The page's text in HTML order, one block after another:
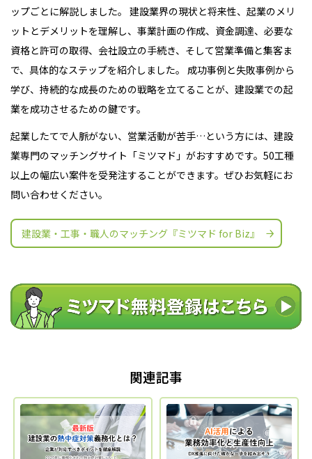
ップごとに解説しました。 建設業界の現状と将来性、起業のメリ
ットとデメリットを理解し、事業計画の作成、資金調達、必要な
資格と許可の取得、会社設立の手続き、そして営業準備と集客ま
で、具体的なステップを紹介しました。 成功事例と失敗事例から
学び、持続的な成長のための戦略を立てることが、建設業での起
業を成功させるための鍵です。
起業したてで人脈がない、営業活動が苦手…という方には、建設
業専門のマッチングサイト 「ミツマド」がおすすめです。50工種
以上の幅広い案件を受発注することができます。ぜひお気軽にお
問い合わせください。
建設業・工事・職人のマッチング『ミツマド for Biz』
関連記事